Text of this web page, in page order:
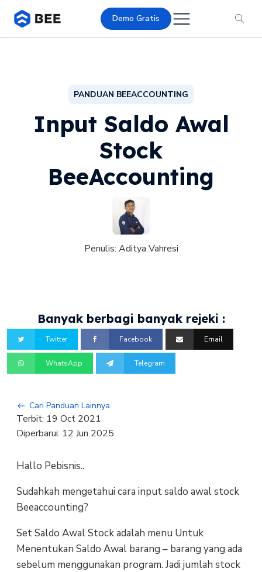
Demo Gratis
PANDUAN BEEACCOUNTING
Input Saldo Awal
Stock
BeeAccounting
Penulis: Aditya Vahresi
Banyak berbagi banyak rejeki :
Twitter Facebook Email
WhatsApp Telegram
Cari Panduan Lainnya
Terbit: 19 Oct 2021
Diperbarui: 12 Jun 2025
Hallo Pebisnis..
Sudahkah mengetahui cara input saldo awal stock
Beeaccounting?
Set Saldo Awal Stock adalah menu Untuk
Menentukan Saldo Awal barang – barang yang ada
sebelum menggunakan program. Jadi jumlah stock